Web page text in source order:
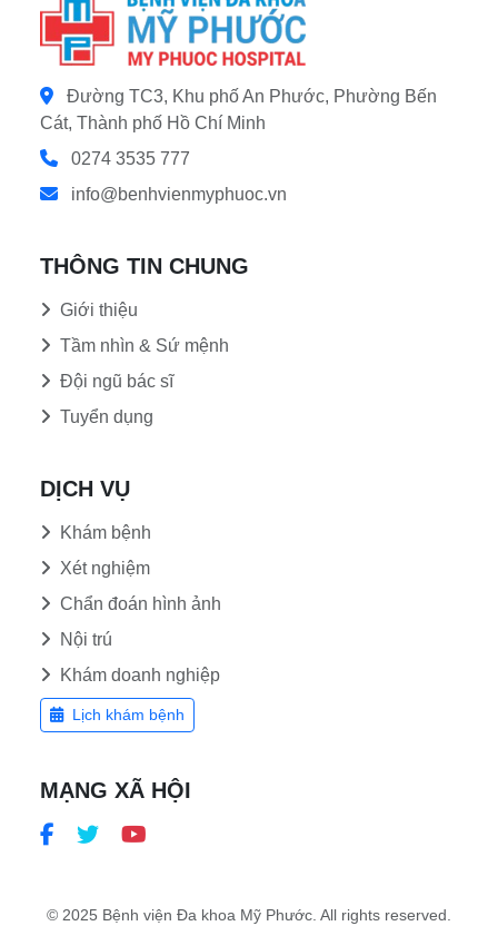
Đường TC3, Khu phố An Phước, Phường Bến
Cát, Thành phố Hồ Chí Minh
0274 3535 777
info@benhvienmyphuoc.vn
THÔNG TIN CHUNG
Giới thiệu
Tầm nhìn & Sứ mệnh
Đội ngũ bác sĩ
Tuyển dụng
DỊCH VỤ
Khám bệnh
Xét nghiệm
Chẩn đoán hình ảnh
Nội trú
Khám doanh nghiệp
Lịch khám bệnh
MẠNG XÃ HỘI
© 2025 Bệnh viện Đa khoa Mỹ Phước. All rights reserved.